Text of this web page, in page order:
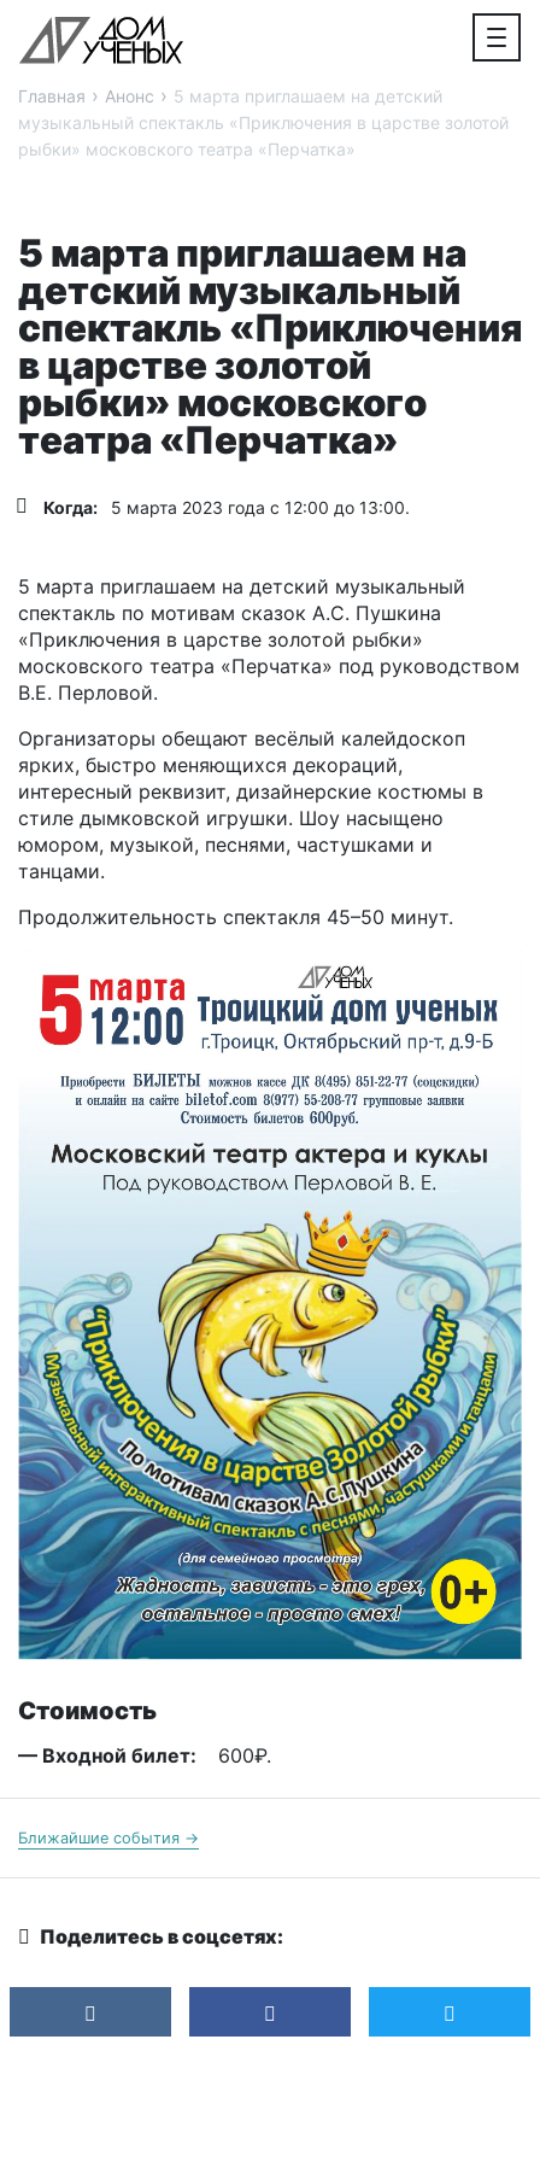
Главная › Анонс › 5 марта приглашаем на детский
музыкальный спектакль «Приключения в царстве золотой
рыбки» московского театра «Перчатка»
5 марта приглашаем на
детский музыкальный
спектакль «Приключения
в царстве золотой
рыбки» московского
театра «Перчатка»
Когда: 5 марта 2023 года с 12:00 до 13:00.
5 марта приглашаем на детский музыкальный
спектакль по мотивам сказок А.С. Пушкина
«Приключения в царстве золотой рыбки»
московского театра «Перчатка» под руководством
В.Е. Перловой.
Организаторы обещают весёлый калейдоскоп
ярких, быстро меняющихся декораций,
интересный реквизит, дизайнерские костюмы в
стиле дымковской игрушки. Шоу насыщено
юмором, музыкой, песнями, частушками и
танцами.
Продолжительность спектакля 45–50 минут.
Стоимость
— Входной билет: 600₽.
Ближайшие события →
Поделитесь в соцсетях: